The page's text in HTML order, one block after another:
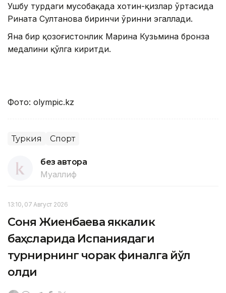
Ушбу турдаги мусобақада хотин-қизлар ўртасида
Рината Султанова биринчи ўринни эгаллади.
Яна бир қозоғистонлик Марина Кузьмина бронза
медалини қўлга киритди.
Фото: olympic.kz
Туркия Спорт
без автора
Муаллиф
13:10, 07 Август 2026
Соня Жиенбаева яккалик
баҳсларида Испаниядаги
турнирнинг чорак финалга йўл
олди